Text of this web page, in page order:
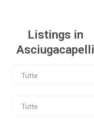
Listings in
Asciugacapelli
Tutte
Tutte